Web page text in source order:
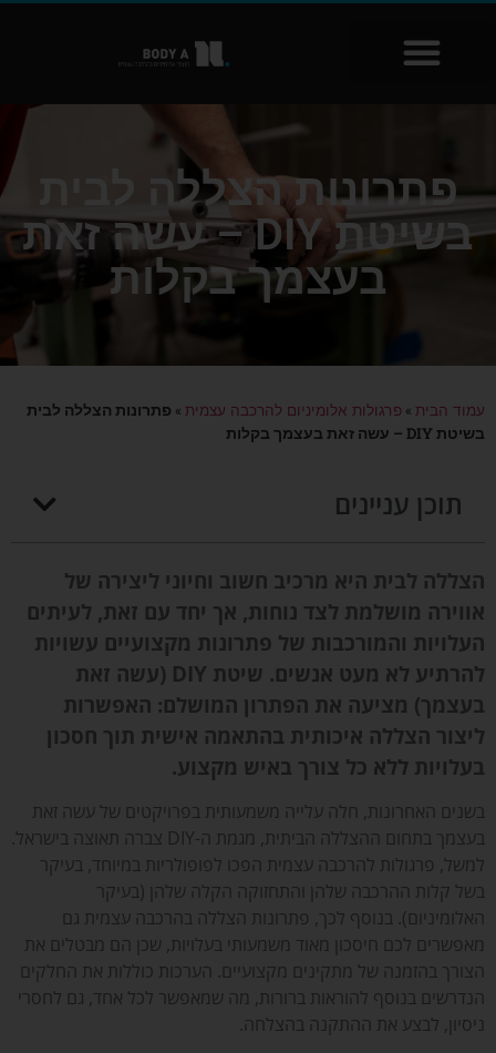
בִּקְלִיק
הַמְּסַיַּעַת
לִנְגִישׁוּת
פתרונות הצללה לבית
בשיטת DIY – עשה זאת
בעצמך בקלות
עמוד הבית » פרגולות אלומיניום להרכבה עצמית » פתרונות הצללה לבית
בשיטת DIY – עשה זאת בעצמך בקלות
תוכן עניינים
הצללה לבית היא מרכיב חשוב וחיוני ליצירה של
אווירה מושלמת לצד נוחות, אך יחד עם זאת, לעיתים
העלויות והמורכבות של פתרונות מקצועיים עשויות
להרתיע לא מעט אנשים. שיטת DIY (עשה זאת
בעצמך) מציעה את הפתרון המושלם: האפשרות
ליצור הצללה איכותית בהתאמה אישית תוך חסכון
בעלויות ללא כל צורך באיש מקצוע.
בשנים האחרונות, חלה עלייה משמעותית בפרויקטים של עשה זאת
בעצמך בתחום ההצללה הביתית, מגמת ה-DIY צברה תאוצה בישראל.
למשל, פרגולות להרכבה עצמית הפכו לפופולריות במיוחד, בעיקר
בשל קלות ההרכבה שלהן והתחזוקה הקלה שלהן (בעיקר
האלומיניום). בנוסף לכך, פתרונות הצללה בהרכבה עצמית גם
מאפשרים לכם חיסכון מאוד משמעותי בעלויות, שכן הם מבטלים את
הצורך בהזמנה של מתקינים מקצועיים. הערכות כוללות את החלקים
הנדרשים בנוסף להוראות ברורות, מה שמאפשר לכל אחד, גם לחסרי
ניסיון, לבצע את ההתקנה בהצלחה.